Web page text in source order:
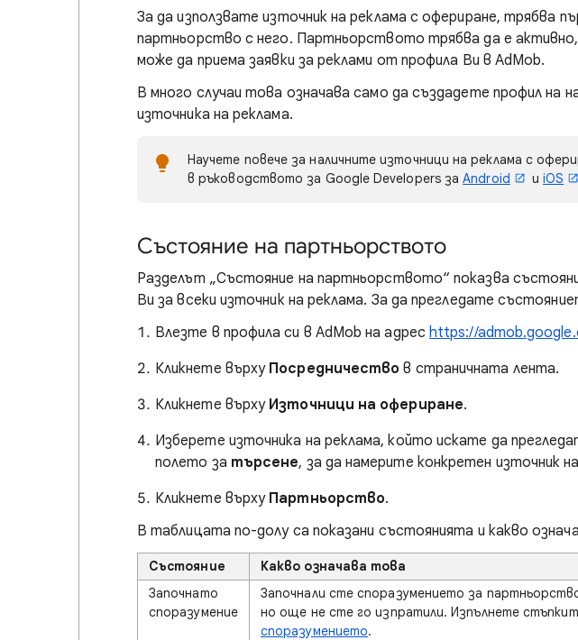
За да използвате източник на реклама с офериране, трябва
партньорство с него. Партньорството трябва да е
може да приема заявки за реклами от профила Ви в AdMob.
В много случаи това означава само да създадете профил на
източника на реклама.
Научете повече за наличните източници на реклама с
в ръководството за Google Developers заAndroid иiOS
Състояние на партньорството
Разделът „Състояние на партньорството“ показва
Ви за всеки източник на реклама. За да прегледате
Влезте в профила си в AdMob на адрес https://
Кликнете върху Посредничествов страничната лента.
Кликнете върху Източници на офериране.
Изберете източника на реклама, който искате да
полето за търсене, за да намерите конкретен източник
Кликнете върху Партньорство.
В таблицата по-долу са показани състоянията и какво
Състояние
Какво означава това
Започнато
споразумение
Започнали сте споразумението за
но още не сте го изпратили. Изпълнете
споразумението.